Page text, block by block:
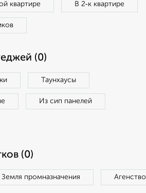
квартире В 2‑к квартире
(0)
Таунхаусы
Из сип панелей
(0)
Земля промназначения Агенство